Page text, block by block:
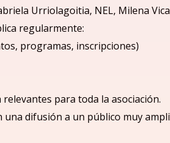
Urriolagoitia, NEL, Milena
regularmente:
programas, inscripciones)
para toda la asociación.
una difusión a un público muy